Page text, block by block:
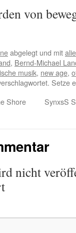
von
abgelegt und mit
, Bernd-Michael
musik, new age,
Setze
Shore
SynxsS
nicht